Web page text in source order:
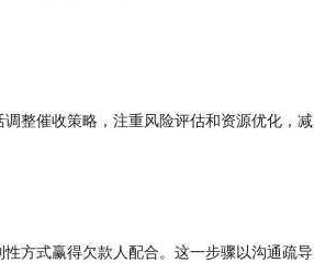
催收策略，注重风险评估和资源优化，减
式赢得欠款人配合。这一步骤以沟通疏导